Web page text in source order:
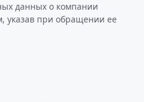
данных о компании
указав при обращении ее